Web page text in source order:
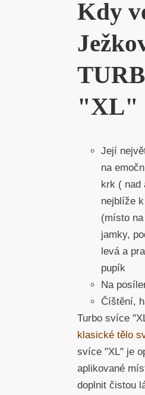
Kdy
"XL"
Její
na
krk ( nad
nejblíže
(místo
jamky,
levá a
pupík
Na
Číštění,
Turbo svíce
klasické tělo
svíce "XL" je
aplikované
doplnit čistou